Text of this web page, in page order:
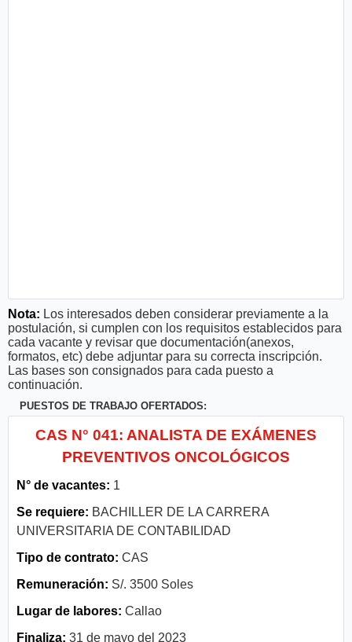
Nota: Los interesados deben considerar previamente a la
postulación, si cumplen con los requisitos establecidos para
cada vacante y revisar que documentación(anexos,
formatos, etc) debe adjuntar para su correcta inscripción.
Las bases son consignados para cada puesto a
continuación.
PUESTOS DE TRABAJO OFERTADOS:
CAS N° 041: ANALISTA DE EXÁMENES
PREVENTIVOS ONCOLÓGICOS
N° de vacantes: 1
Se requiere: BACHILLER DE LA CARRERA
UNIVERSITARIA DE CONTABILIDAD
Tipo de contrato: CAS
Remuneración: S/. 3500 Soles
Lugar de labores: Callao
Finaliza: 31 de mayo del 2023